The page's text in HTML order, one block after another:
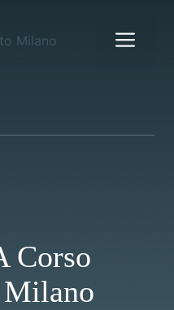
Corso
Milano